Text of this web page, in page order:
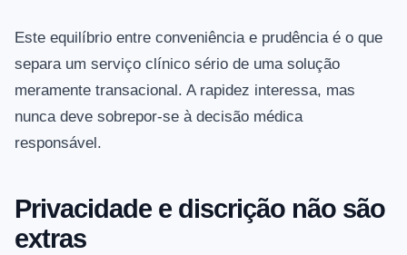
Este equilíbrio entre conveniência e prudência é o que
separa um serviço clínico sério de uma solução
meramente transacional. A rapidez interessa, mas
nunca deve sobrepor-se à decisão médica
responsável.
Privacidade e discrição não são
extras